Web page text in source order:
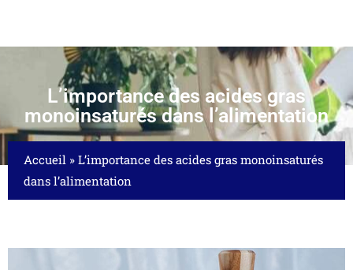
L’importance des acides gras
monoinsaturés dans l’alimentation
Accueil » L’importance des acides gras monoinsaturés
dans l’alimentation